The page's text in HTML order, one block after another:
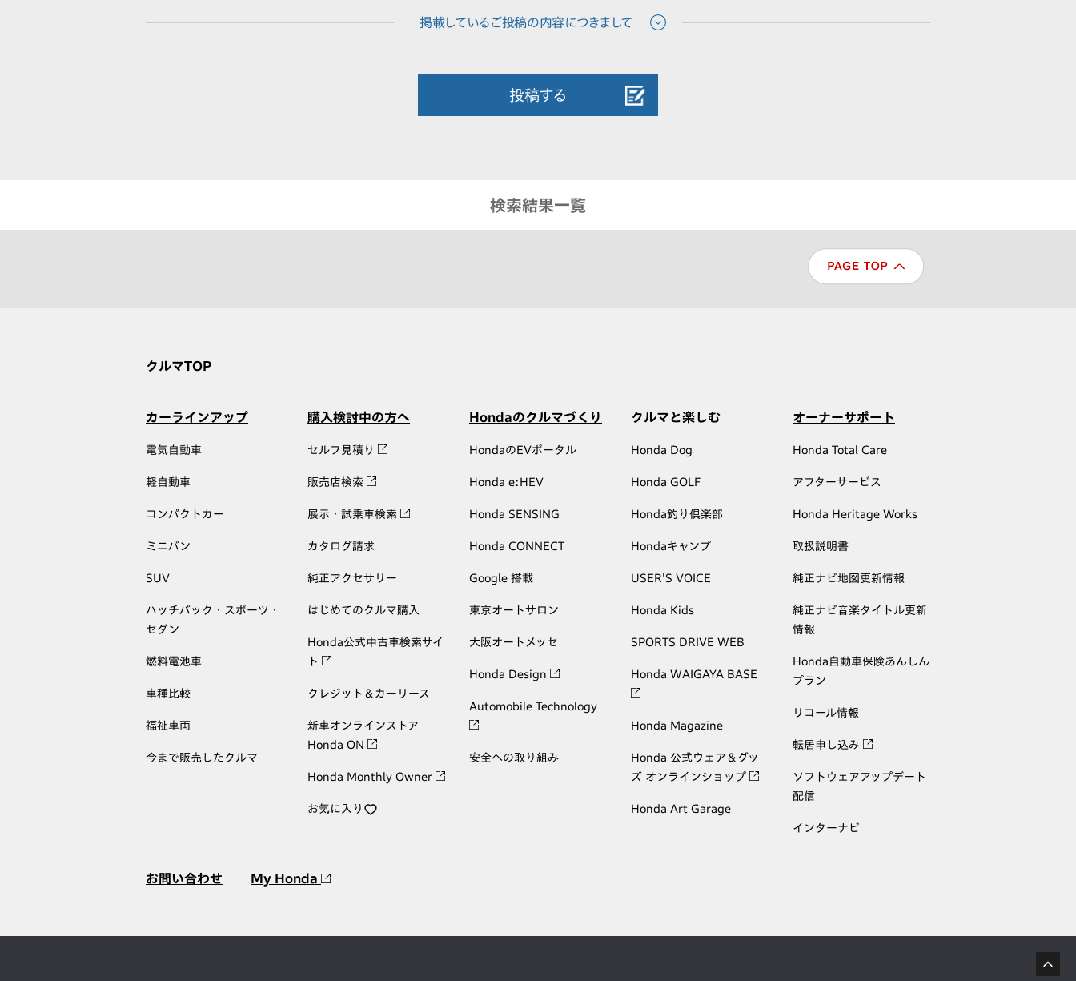
投稿する
検索結果一覧
クルマTOP
カーラインアップ
電気自動車
軽自動車
コンパクトカー
ミニバン
SUV
ハッチバック・スポーツ・
セダン
燃料電池車
車種比較
福祉車両
今まで販売したクルマ
購入検討中の方へ
セルフ見積り
販売店検索
展示・試乗車検索
カタログ請求
純正アクセサリー
はじめてのクルマ購入
Honda公式中古車検索サイ
ト
クレジット＆カーリース
新車オンラインストア
Honda ON
Honda Monthly Owner
お気に入り
Hondaのクルマづくり
HondaのEVポータル
Honda e:HEV
Honda SENSING
Honda CONNECT
Google 搭載
東京オートサロン
大阪オートメッセ
Honda Design
Automobile Technology
安全への取り組み
クルマと楽しむ
Honda Dog
Honda GOLF
Honda釣り倶楽部
Hondaキャンプ
USER'S VOICE
Honda Kids
SPORTS DRIVE WEB
Honda WAIGAYA BASE
Honda Magazine
Honda 公式ウェア＆グッ
ズ オンラインショップ
Honda Art Garage
オーナーサポート
Honda Total Care
アフターサービス
Honda Heritage Works
取扱説明書
純正ナビ地図更新情報
純正ナビ音楽タイトル更新
情報
Honda自動車保険あんしん
プラン
リコール情報
転居申し込み
ソフトウェアアップデート
配信
インターナビ
お問い合わせ My Honda